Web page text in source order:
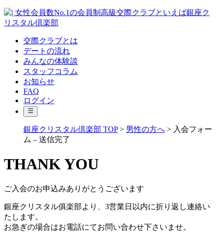
交際クラブとは
デートの流れ
みんなの体験談
スタッフコラム
お知らせ
FAQ
ログイン
銀座クリスタル倶楽部 TOP> 男性の方へ > 入会フォー
ム – 送信完了
THANK YOU
ご入会のお申込みありがとうございます
銀座クリスタル俱楽部より、3営業日以内に折り返し連絡い
たします。
お急ぎの場合はお電話にてお問い合わせ下さいませ。